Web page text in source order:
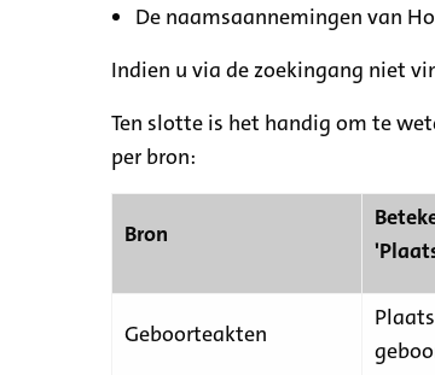
De naamsaannemingen van
Indien u via de zoekingang niet
Ten slotte is het handig om te
per bron:
Bron
Geboorteakten